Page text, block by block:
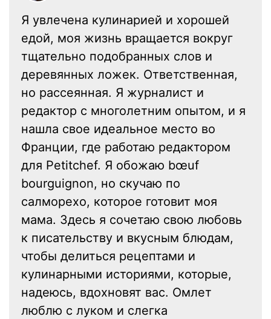
Я увлечена кулинарией и хорошей
едой, моя жизнь вращается вокруг
тщательно подобранных слов и
деревянных ложек. Ответственная,
но рассеянная. Я журналист и
редактор с многолетним опытом, и я
нашла свое идеальное место во
Франции, где работаю редактором
для Petitchef. Я обожаю bœuf
bourguignon, но скучаю по
салморехо, которое готовит моя
мама. Здесь я сочетаю свою любовь
к писательству и вкусным блюдам,
чтобы делиться рецептами и
кулинарными историями, которые,
надеюсь, вдохновят вас. Омлет
люблю с луком и слегка